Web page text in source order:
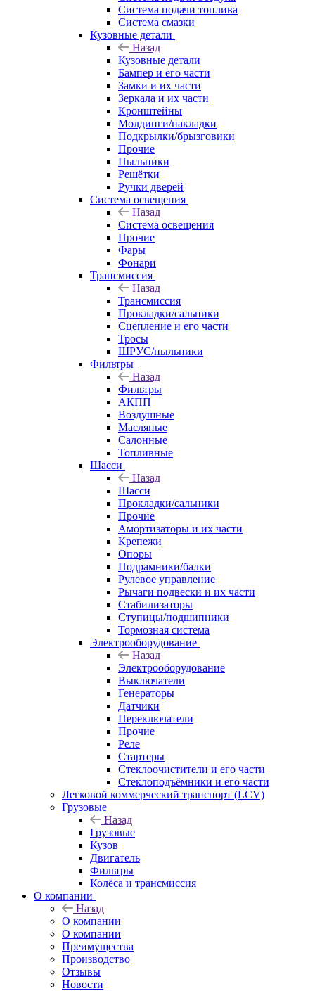
Система подачи топлива
Система смазки
Кузовные детали
Назад
Кузовные детали
Бампер и его части
Замки и их части
Зеркала и их части
Кронштейны
Молдинги/накладки
Подкрылки/брызговики
Прочие
Пыльники
Решётки
Ручки дверей
Система освещения
Назад
Система освещения
Прочие
Фары
Фонари
Трансмиссия
Назад
Трансмиссия
Прокладки/сальники
Сцепление и его части
Тросы
ШРУС/пыльники
Фильтры
Назад
Фильтры
АКПП
Воздушные
Масляные
Салонные
Топливные
Шасси
Назад
Шасси
Прокладки/сальники
Прочие
Амортизаторы и их части
Крепежи
Опоры
Подрамники/балки
Рулевое управление
Рычаги подвески и их части
Стабилизаторы
Ступицы/подшипники
Тормозная система
Электрооборудование
Назад
Электрооборудование
Выключатели
Генераторы
Датчики
Переключатели
Прочие
Реле
Стартеры
Стеклоочистители и его части
Стеклоподъёмники и его части
Легковой коммерческий транспорт (LCV)
Грузовые
Назад
Грузовые
Кузов
Двигатель
Фильтры
Колёса и трансмиссия
О компании
Назад
О компании
О компании
Преимущества
Производство
Отзывы
Новости